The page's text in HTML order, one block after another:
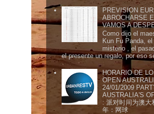
PREVISION
ABROCHARSE
VAMOS A
Como dijo el
Kun Fu Panda,
misterio , el
el presente un regalo, por eso
HORARIO DE
OPEN
24/01/2009
AUSTRALIA'S
: 派对时间为澳大
年：网球